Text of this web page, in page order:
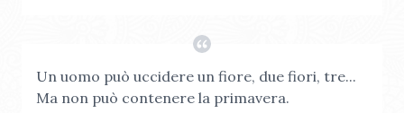
Un uomo può uccidere un fiore, due fiori, tre...
Ma non può contenere la primavera.